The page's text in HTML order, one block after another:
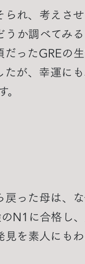
れ、考えさ
か調べてみ
ったGREの
たが、幸運に
った母は、
N1に合格し
を素人にも